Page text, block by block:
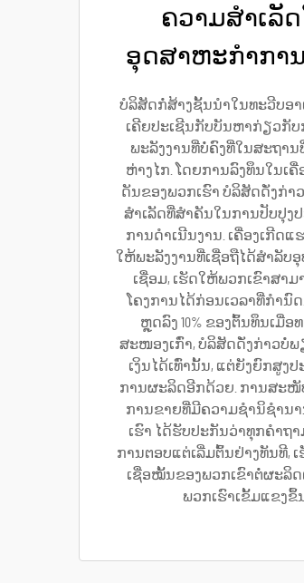
ຄວາມສຳເລັ
ອຸດສາຫະກຳກາ
ບໍລິສັດກໍ່ສ້າງຊັ້ນນຳໃນທະວີບອ
ເຄີຍປະເຊີນກັບບັນຫາກ່ຽວກັ
ພະລັງງານທີ່ບໍ່ຄົງທີ່ໃນສະຖານ
ຫ່າງໄກ. ໂດຍການລົງທຶນໃນເຄື່
ດັນຂອງພວກເຮົາ ບໍລິສັດດັ່ງກ່າ
ສຳເລັດທີ່ສຳຄັນໃນການປັບປຸງ
ການດຳເນີນງານ. ເຄື່ອງເກີດແ
ໃຫ້ພະລັງງານທີ່ເຊື່ອຖືໄດ້ສຳລັບ
ເຊື່ອມ, ເຮັດໃຫ້ພວກເຂົາສາມ
ໂຄງການໄດ້ກ່ອນເວລາທີ່ກຳນົ
ຫຼຸດລົງ 10% ຂອງຕົ້ນທຶນເມື່ອ
ສະໜອງເກົ່າ, ບໍລິສັດດັ່ງກ່າວບໍ່
ເງິນໄດ້ເທົ່ານັ້ນ, ແຕ່ຍັງຍົກສູງ
ການຜະລິດອີກດ້ວຍ. ການສະ
ການຂາຍທີ່ມີຄວາມຊຳນິຊຳນ
ເຮົາ ໄດ້ຮັບປະກັນວ່າທຸກຄຳຖ
ການຕອບແຕ່ເລີ່ມຕົ້ນຢ່າງທັນທີ,
ເຊື່ອໝັ້ນຂອງພວກເຂົາຕໍ່ຜະລິ
ພວກເຮົາເຂັ້ມແຂງຂຶ້